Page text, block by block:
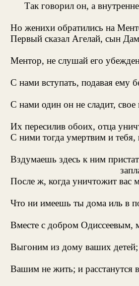
Так говорил он, а
Но женихи обратились на
Первый сказал Агелай, сын
Ментор, не слушай его
С нами вступать, подавая ему
С нами один он не сладит,
Их пересилив обоих, отца
С ними тогда умертвим и тебя,
Вздумаешь здесь к ним
После ж, когда уничтожит вас
Что ни имеешь ты дома иль в
Вместе с добром Одиссеевым,
Выгоним из дому ваших
Вашим не жить; и расстанутся